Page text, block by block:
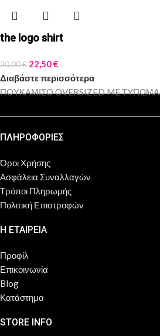
the logo shirt
30,00€ 22,50€
Διαβάστε περισσότερα
ΠΟΥΚΑΜΙΣΟ OVERSIZED ME ΤΥΠΩΜΑ
ΠΛΗΡΟΦΟΡΙΕΣ
Όροι Χρήσης
Ασφάλεια Συναλλαγών
Τρόποι Πληρωμής
Πολιτική Επιστροφών
Η ΕΤΑΙΡΕΙΑ
Προφίλ
Επικοινωνία
Blog
Κατάστημα
STORE INFO